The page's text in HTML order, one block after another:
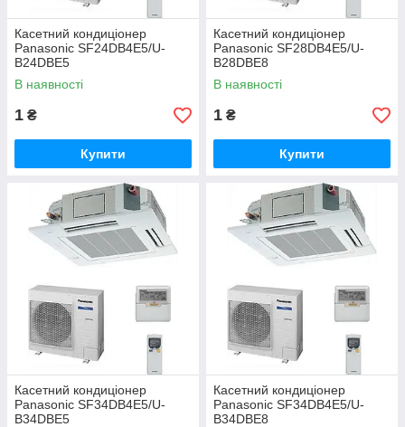
Касетний кондиціонер
Panasonic SF24DB4E5/U-
B24DBE5
В наявності
1 ₴
Купити
Касетний кондиціонер
Panasonic SF28DB4E5/U-
B28DBE8
В наявності
1 ₴
Купити
Касетний кондиціонер
Panasonic SF34DB4E5/U-
B34DBE5
Касетний кондиціонер
Panasonic SF34DB4E5/U-
B34DBE8